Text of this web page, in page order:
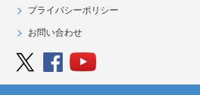
プライバシーポリシー
お問い合わせ